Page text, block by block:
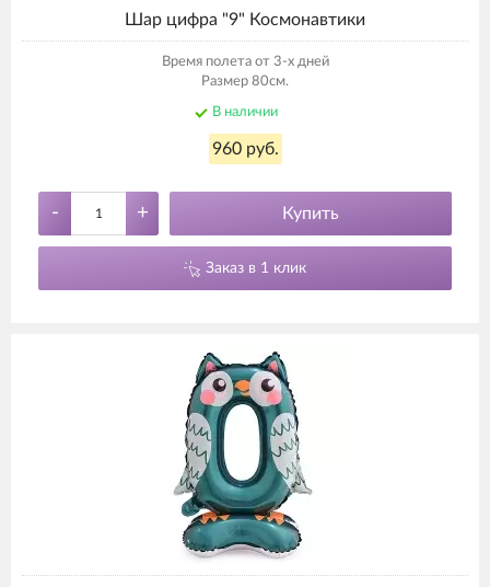
Шар цифра "9" Космонавтики
Время полета от 3-х дней
Размер 80см.
В наличии
960 руб.
- + Купить
Заказ в 1 клик